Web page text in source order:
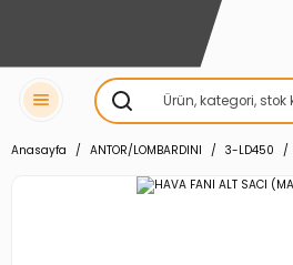
Anasayfa ANTOR/LOMBARDINI 3-LD450